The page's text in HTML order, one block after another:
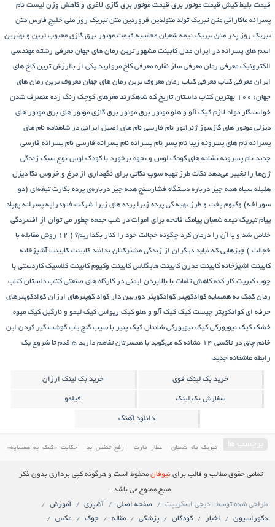
قیمت بلیط کیش قیمت موتور برق قیمت موتور برق گازی لاغری و کاهش وزن لیست نام
پسرانه ماکارانی متن تبریک تولد متولدین فروردین متن تبریک روز ملی خلیج فارس متن
تبریک روز پدر متن تبریک نیمه شعبان محاسبه قیمت موتور برق گازی محبوب ترین و بهترین
اسم های پسرانه در ایران مدل کابینت مشهور ترین رمان های جهان معرفی رشته مهندسی
الکترونیک معرفی رمان معرفی ساز نقاره معرفی کاخ مروارید یکی از باارزش ترین کاخ های
ایران معرفی کتاب معرفی کتاب رمان معروف ترین رمان های جهان معروف ترین رمان های
جهان: ۱۰۰ بهترین کتاب داستان تاریخ که شاهکارند
مغزهای کوچک زنگ زده منصرف شدن
خواستگار مواد لازم کیک آلو و هلو موتور برق موتور برق گازی موتور های برق موتور های
دیزلی موتور های گازسوز ژنراتور نام فارسی نام های اصیل ایرانی در شاهنامه نام های
پسرانه نام های پسرونه زیبا نام پسر نام پسرانه نام پسرانه فارسی نام پسرانه فارسی
جدید نام پسرونه نشانه های کودک لوس و نحوه برخورد با کودک لوس نوع سبک زندگی
ژن‌ها را تغییر می‌دهد نکات طرز تهیه سوپ نکاتی برای نگهداری از مرغ و خروس نکا دیزل
هلیله سیاه همه چیز درباره دستگاه فشارسنج همه چیز درباره‌ی پرده بکارت تیغه‌ای (دو
سوراخه) وکیوم پخت و طرز تهیه کی پرده زبرا پرده های زبرا شرکت فتودراپه پسرانه پهپاد
پیام تبریک نیمه شعبان پیامک فاتحه برای اموات در شب جمعه چطور می توان از افسردگی
خلاص شد و یا آن را درمان کرد
چگونه خجالت خود را کنار بگذاریم؟ ( 12 روش مقابله با
خجالت ) چیزهایی که نباید دیگران از زندگی مشترکتان بدانند کابینت کابینت آشپزخانه
کابینت اشپزخانه کابینت مدرن کابینت هایگلاس کابینت وکیوم کابینت کلاسیک کاردستی با
چوب کبریت کار کده کاهش تلفات با بالابردن ایمنی در کارگاه های صنعتی کتاب داستان کتاب
رمان کمک به همسایه کوادکوپتر کوادکوپتر دوربین دار کواد کوپترهای ارزان کوادکوپترهای
حرفه ای کوادکوپتر چیست کیک کیک آلو و هلو کیک ریواس کیک لیمو و نارگیل کیک میوه
خشک کیک نیویورکی کیک نیویورکی شانتال کیک پنیر با سیب گنج‌ یاب گوشت گیر کردن این
خانم چاق در تاکسی ۱۴ نشانه که می‌گوید با همسرتان تفاهم دارید
۵ قدم تا شروع یک
رابطه عاشقانه جدید
خرید بک لینک قوی خرید بک لینک ارزان
سفارش بک لینک فیلمو
دانلود آهنگ
برچسب ها تبریک ماه شعبان عطار مارت رفع تنفس بد حکایت «کمک به همسایه»
معرفی کاخ مروارید یکی از باارزش ترین کاخ های
ایران دانلود فیلم ایرانی جدید کیک ریواس کیک
تمامی حقوق مطالب و قالب برای نیوفانمحفوظ است و هرگونه کپی برداری بدون ذکر
منبع ممنوع می باشد.
طراحی شده توسط : دیجی اسکریپت
صفحه اصلی آشپزی
آموزش
دکوراسیون
اخبار کودکان پزشکی مقاله جوک عکس